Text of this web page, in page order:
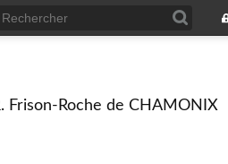
Frison-Roche de CHAMONIX